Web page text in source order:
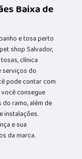
Baixa de
e tosa perto
shop Salvador,
clínica
serviços do
pode contar com
consegue
ramo, além de
instalações.
e sua
da marca.